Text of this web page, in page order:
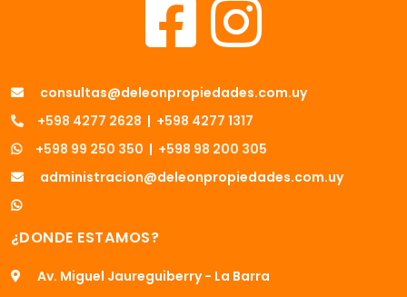
consultas@deleonpropiedades.com.uy
+598 4277 2628 | +598 4277 1317
+598 99 250 350 | +598 98 200 305
administracion@deleonpropiedades.com.uy
¿DONDE ESTAMOS?
Av. Miguel Jaureguiberry - La Barra